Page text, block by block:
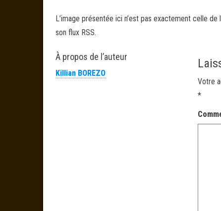
L’image présentée ici n’est pas exactement celle
son flux RSS.
À propos de l’auteur
Killian BOREZO
Votre
*